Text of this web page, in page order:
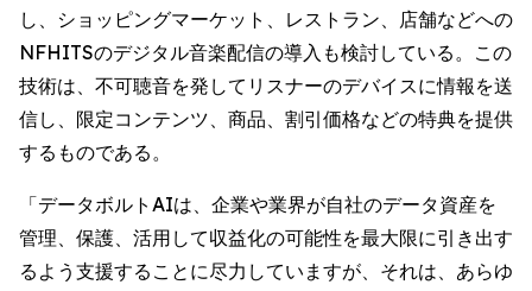
し、ショッピングマーケット、レストラン、店舗などへの
NFHITSのデジタル音楽配信の導入も検討している。この
技術は、不可聴音を発してリスナーのデバイスに情報を送
信し、限定コンテンツ、商品、割引価格などの特典を提供
するものである。
「データボルトAIは、企業や業界が自社のデータ資産を
管理、保護、活用して収益化の可能性を最大限に引き出す
るよう支援することに尽力していますが、それは、あらゆ